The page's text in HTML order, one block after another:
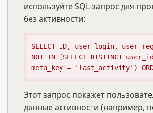
используйте SQL-запрос для
без активности:
SELECT ID, user_login,
NOT IN (SELECT DISTINCT
meta_key = 'last_activity')
Этот запрос покажет
данные активности (например,